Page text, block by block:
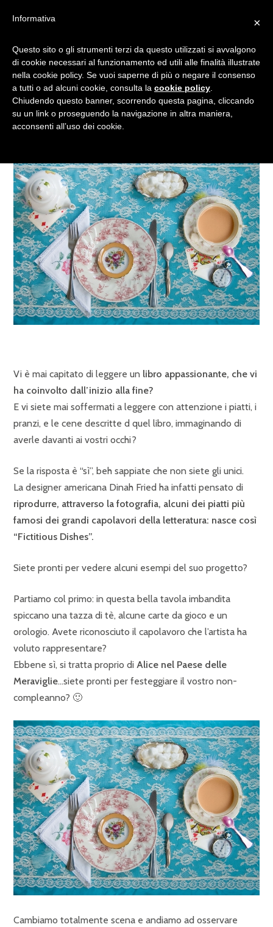
LA LETTERATURA
RAPPRESENTATA DAI
PIATTI DEI ROMANZI
Vi è mai capitato di leggere un libro appassionante, che vi
ha coinvolto dall’inizio alla fine?
E vi siete mai soffermati a leggere con attenzione i piatti, i
pranzi, e le cene descritte d quel libro, immaginando di
averle davanti ai vostri occhi?
Se la risposta è “sì”, beh sappiate che non siete gli unici.
La designer americana Dinah Fried ha infatti pensato di
riprodurre, attraverso la fotografia, alcuni dei piatti più
famosi dei grandi capolavori della letteratura: nasce così
“Fictitious Dishes”.
Siete pronti per vedere alcuni esempi del suo progetto?
Partiamo col primo: in questa bella tavola imbandita
spiccano una tazza di tè, alcune carte da gioco e un
orologio. Avete riconosciuto il capolavoro che l’artista ha
voluto rappresentare?
Ebbene sì, si tratta proprio di Alice nel Paese delle
Meraviglie…siete pronti per festeggiare il vostro non-
compleanno? 🙂
Cambiamo totalmente scena e andiamo ad osservare
×
Informativa
Questo sito o gli strumenti terzi da questo utilizzati si avvalgono
di cookie necessari al funzionamento ed utili alle finalità illustrate
nella cookie policy. Se vuoi saperne di più o negare il consenso
a tutti o ad alcuni cookie, consulta la cookie policy
Chiudendo questo banner, scorrendo questa pagina, cliccando
su un link o proseguendo la navigazione in altra maniera,
acconsenti all’uso dei cookie.